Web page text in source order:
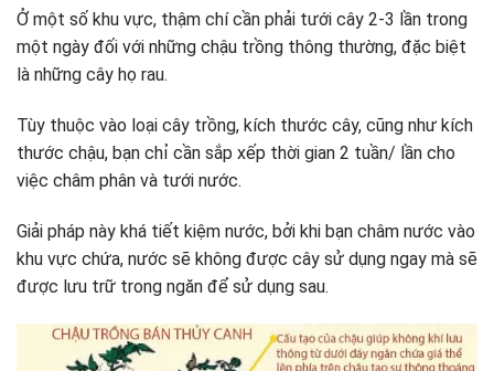
Ở một số khu vực, thậm chí cần phải tưới cây 2-3 lần trong
một ngày đối với những chậu trồng thông thường, đặc biệt
là những cây họ rau.
Tùy thuộc vào loại cây trồng, kích thước cây, cũng như kích
thước chậu, bạn chỉ cần sắp xếp thời gian 2 tuần/ lần cho
việc châm phân và tưới nước.
Giải pháp này khá tiết kiệm nước, bởi khi bạn châm nước vào
khu vực chứa, nước sẽ không được cây sử dụng ngay mà sẽ
được lưu trữ trong ngăn để sử dụng sau.